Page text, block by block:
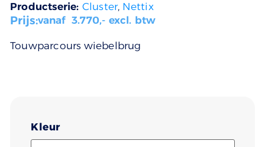
Productserie: Cluster, Nettix
Prijs:vanaf 3.770,- excl. btw
Touwparcours wiebelbrug
Kleur